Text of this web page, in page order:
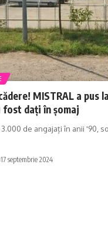
MISTRAL a pus
fost dați în șomaj
de angajați în anii '90,
17 septembrie 2024